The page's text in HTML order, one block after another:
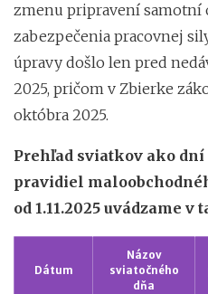
zmenu pripravení samotní
zabezpečenia pracovnej
úpravy došlo len pred
2025, pričom v Zbierke
októbra 2025.
Prehľad sviatkov ako
pravidiel
od 1.11.2025 uvádzame v
Dátum
Názov
sviatočného
dňa